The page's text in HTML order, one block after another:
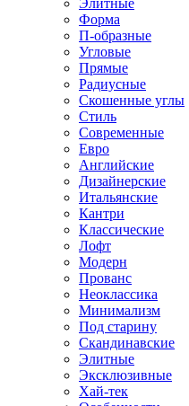
Элитные
Форма
П-образные
Угловые
Прямые
Радиусные
Скошенные углы
Стиль
Современные
Евро
Английские
Дизайнерские
Итальянские
Кантри
Классические
Лофт
Модерн
Прованс
Неоклассика
Минимализм
Под старину
Скандинавские
Элитные
Эксклюзивные
Хай-тек